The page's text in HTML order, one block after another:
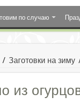
по случаю
/ Заготовки на зиму
из